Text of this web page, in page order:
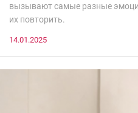
вызывают самые разные
их повторить.
14.01.2025